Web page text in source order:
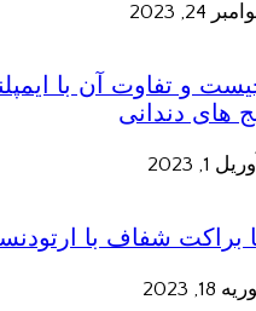
24, 2023
و تفاوت آن با
های دندانی
آوریل 1, 2023
براکت شفاف با
18, 2023